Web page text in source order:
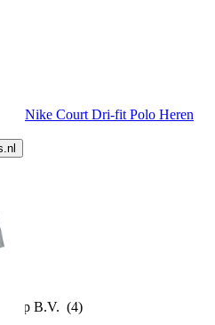
B.V. (4)
Nike Court Dri-fit Polo Heren